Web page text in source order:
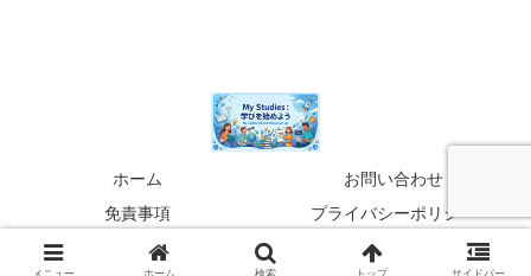
ホーム
お問い合わせ
免責事項
プライバシーポリシー
© 2022-2026 my-studies.org.